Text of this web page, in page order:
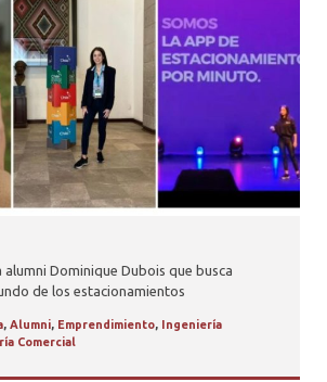
alumni Dominique Dubois que busca
de los estacionamientos
, Alumni, Emprendimiento, Ingeniería
Comercial